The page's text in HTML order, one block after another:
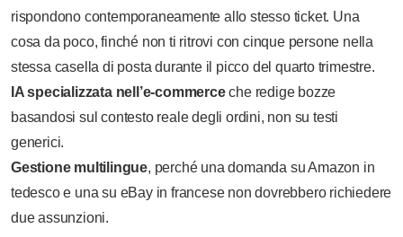
rispondono contemporaneamente allo stesso ticket. Una
cosa da poco, finché non ti ritrovi con cinque persone nella
stessa casella di posta durante il picco del quarto trimestre.
IA specializzata nell’e-commerceche redige bozze
basandosi sul contesto reale degli ordini, non su testi
generici.
Gestione multilingue, perché una domanda su Amazon in
tedesco e una su eBay in francese non dovrebbero richiedere
due assunzioni.